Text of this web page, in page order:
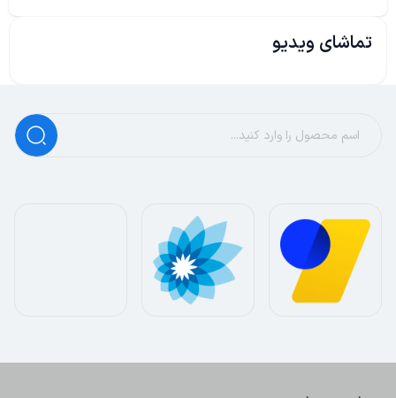
تماشای ویدیو